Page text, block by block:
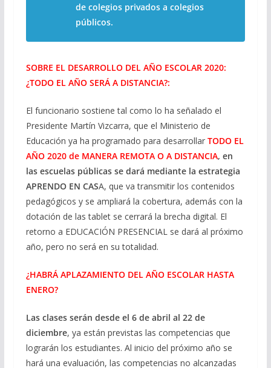
de colegios privados a colegios
públicos.
SOBRE EL DESARROLLO DEL AÑO ESCOLAR 2020:
¿TODO EL AÑO SERÁ A DISTANCIA?:
El funcionario sostiene tal como lo ha señalado el
Presidente Martín Vizcarra, que el Ministerio de
Educación ya ha programado para desarrollar TODO EL
AÑO 2020 de MANERA REMOTA O A DISTANCIA, en
las escuelas públicas se dará mediante la estrategia
APRENDO EN CASA, que va transmitir los contenidos
pedagógicos y se ampliará la cobertura, además con la
dotación de las tablet se cerrará la brecha digital. El
retorno a EDUCACIÓN PRESENCIAL se dará al próximo
año, pero no será en su totalidad.
¿HABRÁ APLAZAMIENTO DEL AÑO ESCOLAR HASTA
ENERO?
Las clases serán desde el 6 de abril al 22 de
diciembre, ya están previstas las competencias que
lograrán los estudiantes. Al inicio del próximo año se
hará una evaluación, las competencias no alcanzadas